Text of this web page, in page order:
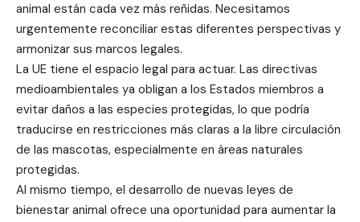
animal están cada vez más reñidas. Necesitamos
urgentemente reconciliar estas diferentes perspectivas y
armonizar sus marcos legales.
La UE tiene el espacio legal para actuar. Las directivas
medioambientales ya obligan a los Estados miembros a
evitar daños a las especies protegidas, lo que podría
traducirse en restricciones más claras a la libre circulación
de las mascotas, especialmente en áreas naturales
protegidas.
Al mismo tiempo, el desarrollo de nuevas leyes de
bienestar animal ofrece una oportunidad para aumentar la